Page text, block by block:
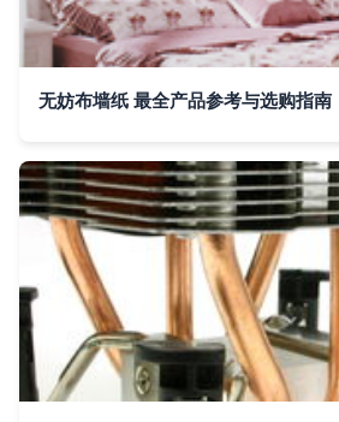
无妨布墙纸 最全产品参考与选购指南